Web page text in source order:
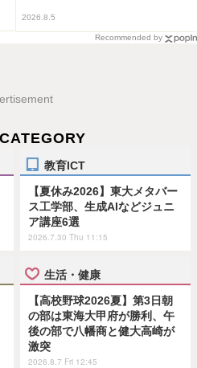
2026.8.5
Recommended by
教育ICT
【夏休み2026】東大メタバー
ス工学部、生成AIなどジュニ
ア講座6選
2026.7.30 Thu 11:15
生活・健康
【高校野球2026夏】第3日朝
の部は東海大甲府が勝利、午
後の部で八幡商と健大高崎が
激突
2026.8.7 Fri 12:45